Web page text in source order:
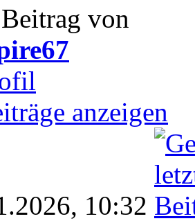
von
anzeigen
10:32